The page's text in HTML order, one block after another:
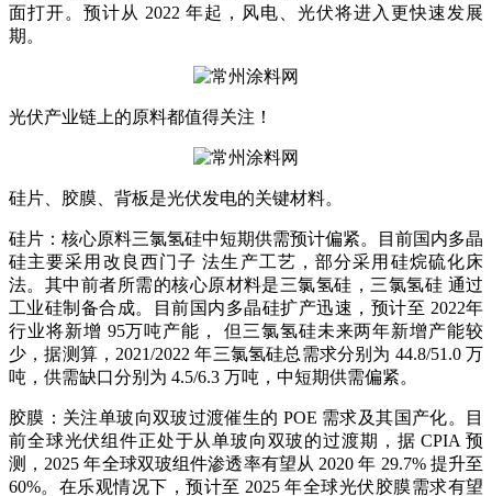
面打开。预计从 2022 年起，风电、光伏将进入更快速发展
期。
光伏产业链上的原料都值得关注！
硅片、胶膜、背板是光伏发电的关键材料。
硅片：核心原料三氯氢硅中短期供需预计偏紧。目前国内多晶
硅主要采用改良西门子 法生产工艺，部分采用硅烷硫化床
法。其中前者所需的核心原材料是三氯氢硅，三氯氢硅 通过
工业硅制备合成。目前国内多晶硅扩产迅速，预计至 2022年
行业将新增 95万吨产能， 但三氯氢硅未来两年新增产能较
少，据测算，2021/2022 年三氯氢硅总需求分别为 44.8/51.0 万
吨，供需缺口分别为 4.5/6.3 万吨，中短期供需偏紧。
胶膜：关注单玻向双玻过渡催生的 POE 需求及其国产化。目
前全球光伏组件正处于从单玻向双玻的过渡期，据 CPIA 预
测，2025 年全球双玻组件渗透率有望从 2020 年 29.7% 提升至
60%。在乐观情况下，预计至 2025 年全球光伏胶膜需求有望